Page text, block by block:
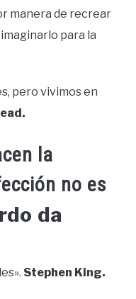
manera de recrear
para la
pero vivimos en
la
no es
da
Stephen King.